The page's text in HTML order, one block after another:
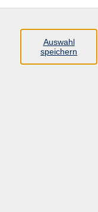
Auswahl
speichern